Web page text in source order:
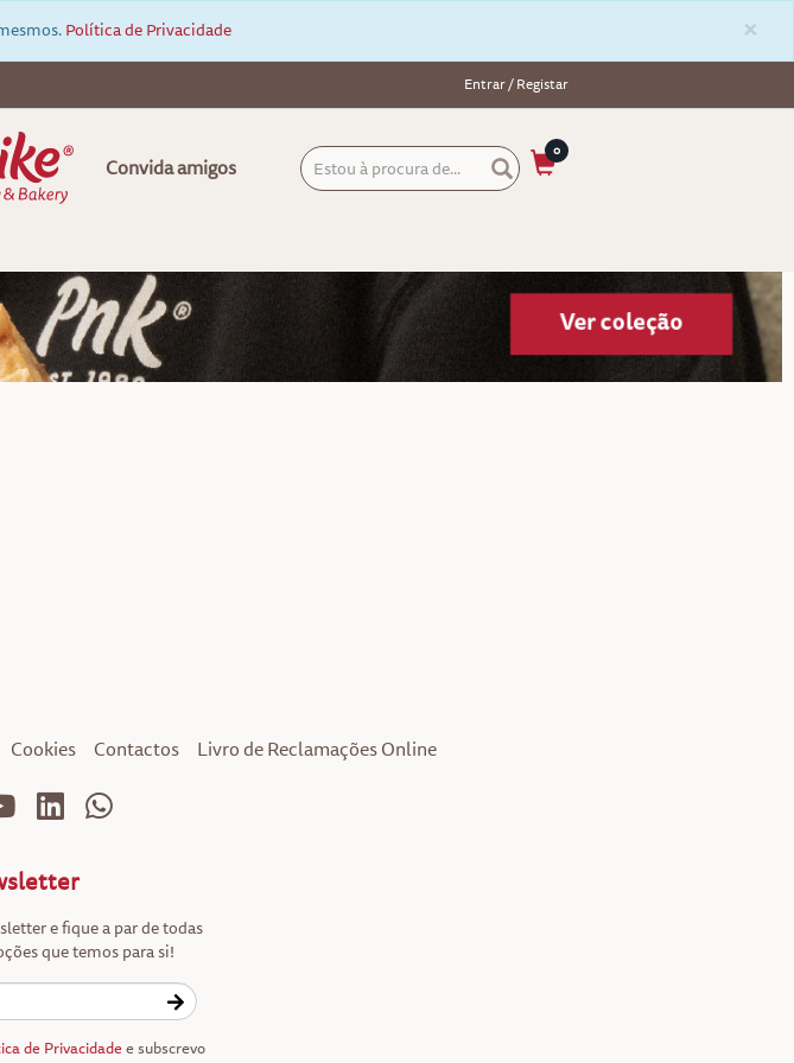
×
Política de Privacidade
Entrar / Registar
Convida amigos
0
Cookies Contactos Livro de Reclamações Online
e fique a par de todas
que temos para si!
de Privacidadee subscrevo